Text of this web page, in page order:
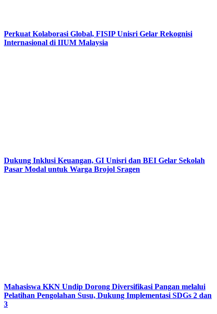
Perkuat Kolaborasi Global, FISIP Unisri Gelar Rekognisi
Internasional di IIUM Malaysia
Dukung Inklusi Keuangan, GI Unisri dan BEI Gelar Sekolah
Pasar Modal untuk Warga Brojol Sragen
Mahasiswa KKN Undip Dorong Diversifikasi Pangan melalui
Pelatihan Pengolahan Susu, Dukung Implementasi SDGs 2 dan
3